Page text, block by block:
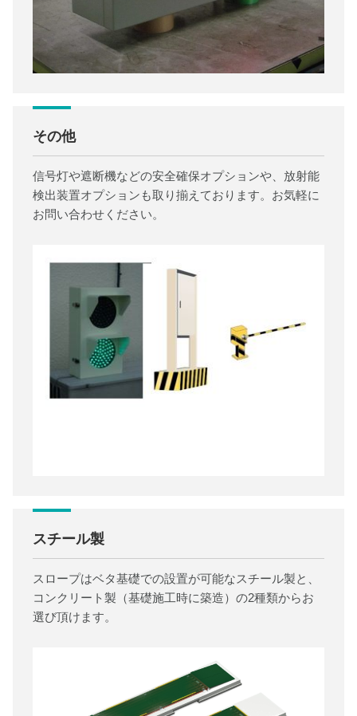
その他
信号灯や遮断機などの安全確保オプションや、放射能
検出装置オプションも取り揃えております。お気軽に
お問い合わせください。
スチール製
スロープはベタ基礎での設置が可能なスチール製と、
コンクリート製（基礎施工時に築造）の2種類からお
選び頂けます。